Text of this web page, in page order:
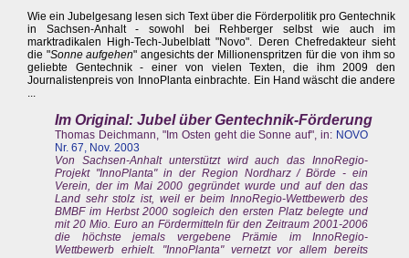
Wie ein Jubelgesang lesen sich Text über die Förderpolitik pro Gentechnik
in Sachsen-Anhalt - sowohl bei Rehberger selbst wie auch im
marktradikalen High-Tech-Jubelblatt "Novo". Deren Chefredakteur sieht
die "Sonne aufgehen" angesichts der Millionenspritzen für die von ihm so
geliebte Gentechnik - einer von vielen Texten, die ihm 2009 den
Journalistenpreis von InnoPlanta einbrachte. Ein Hand wäscht die andere
...
Im Original: Jubel über Gentechnik-Förderung
Thomas Deichmann, "Im Osten geht die Sonne auf", in: NOVO
Nr. 67, Nov. 2003
Von Sachsen-Anhalt unterstützt wird auch das InnoRegio-
Projekt "InnoPlanta" in der Region Nordharz / Börde - ein
Verein, der im Mai 2000 gegründet wurde und auf den das
Land sehr stolz ist, weil er beim InnoRegio-Wettbewerb des
BMBF im Herbst 2000 sogleich den ersten Platz belegte und
mit 20 Mio. Euro an Fördermitteln für den Zeitraum 2001-2006
die höchste jemals vergebene Prämie im InnoRegio-
Wettbewerb erhielt. "InnoPlanta" vernetzt vor allem bereits